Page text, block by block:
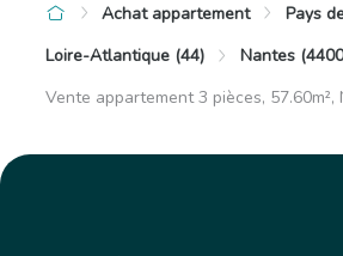
Achat appartement
Pays
Loire-Atlantique (44)
Nantes
Vente appartement 3 pièces, 57.60m²,